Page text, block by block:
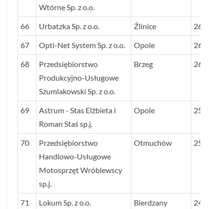
Wtórne Sp. z o.o.
66 Urbatzka Sp. z o.o. Źlinice 265
67 Opti-Net System Sp. z o.o. Opole 264
68
Przedsiębiorstwo
Produkcyjno-Usługowe
Szumlakowski Sp. z o.o.
Brzeg 262
69
Astrum - Stas Elżbieta i
Roman Staś sp.j.
Opole 256
70
Przedsiębiorstwo
Handlowo-Usługowe
Motosprzęt Wróblewscy
sp.j.
Otmuchów 250
71 Lokum Sp. z o.o. Bierdzany 245